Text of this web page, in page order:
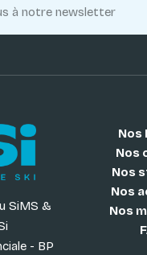
SiMS &
- BP
Nos
Nos
Nos
Nos
Nos